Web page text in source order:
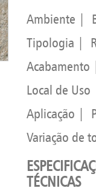
Ambiente |
Tipologia |
Local de
Aplicação |
Variação de
TÉCNICAS